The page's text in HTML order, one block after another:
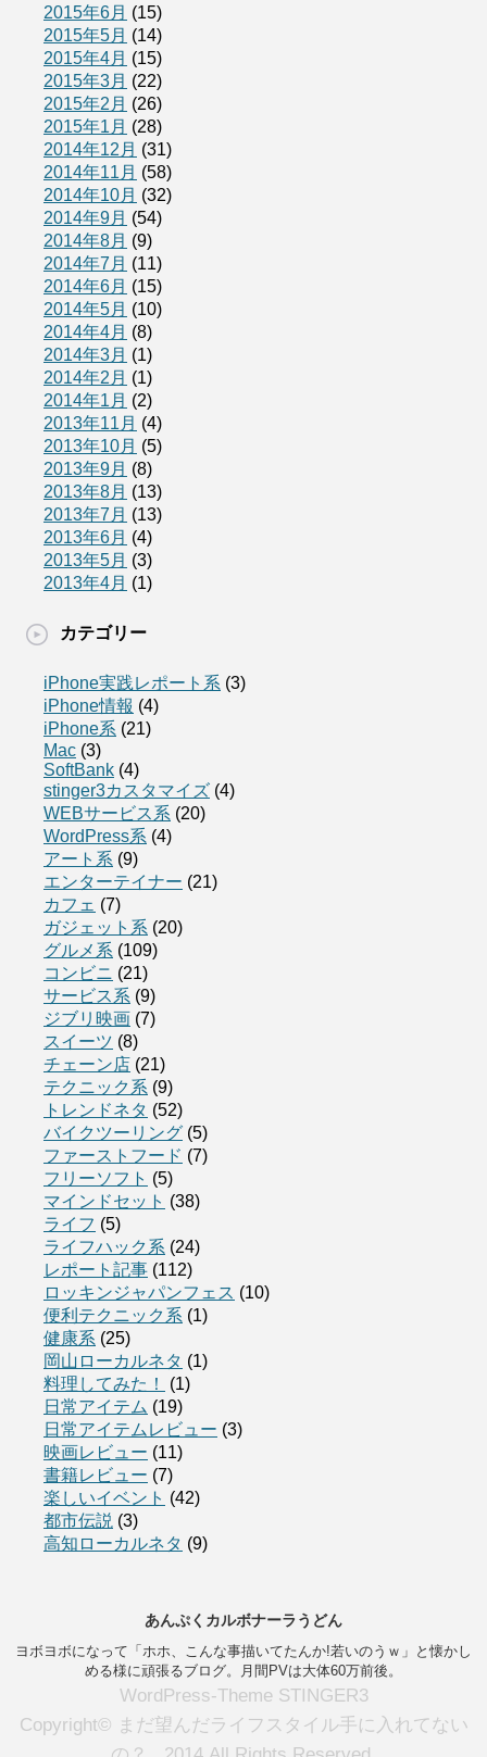
2015年6月 (15)
2015年5月 (14)
2015年4月 (15)
2015年3月 (22)
2015年2月 (26)
2015年1月 (28)
2014年12月 (31)
2014年11月 (58)
2014年10月 (32)
2014年9月 (54)
2014年8月 (9)
2014年7月 (11)
2014年6月 (15)
2014年5月 (10)
2014年4月 (8)
2014年3月 (1)
2014年2月 (1)
2014年1月 (2)
2013年11月 (4)
2013年10月 (5)
2013年9月 (8)
2013年8月 (13)
2013年7月 (13)
2013年6月 (4)
2013年5月 (3)
2013年4月 (1)
カテゴリー
iPhone実践レポート系 (3)
iPhone情報 (4)
iPhone系 (21)
Mac (3)
SoftBank (4)
stinger3カスタマイズ (4)
WEBサービス系 (20)
WordPress系 (4)
アート系 (9)
エンターテイナー (21)
カフェ (7)
ガジェット系 (20)
グルメ系 (109)
コンビニ (21)
サービス系 (9)
ジブリ映画 (7)
スイーツ (8)
チェーン店 (21)
テクニック系 (9)
トレンドネタ (52)
バイクツーリング (5)
ファーストフード (7)
フリーソフト (5)
マインドセット (38)
ライフ (5)
ライフハック系 (24)
レポート記事 (112)
ロッキンジャパンフェス (10)
便利テクニック系 (1)
健康系 (25)
岡山ローカルネタ (1)
料理してみた！
(1)
日常アイテム (19)
日常アイテムレビュー (3)
映画レビュー (11)
書籍レビュー (7)
楽しいイベント (42)
都市伝説 (3)
高知ローカルネタ (9)
あんぷくカルボナーラうどん
ヨボヨボになって「ホホ、こんな事描いてたんか!若いのうｗ」と懐かし
める様に頑張るブログ。月間PVは大体60万前後。
WordPress-Theme STINGER3
Copyright© まだ望んだライフスタイル手に入れてない